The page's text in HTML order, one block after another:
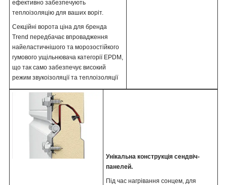
ефективно забезпечують
теплоізоляцію для ваших воріт.
Секційні ворота ціна для бренда
Trend передбачає впровадження
найеластичнішого та морозостійкого
гумового ущільнювача категорії EPDM,
що так само забезпечує високий
режим звукоізоляції та теплоізоляції
Унікальна конструкція сендвіч-
панелей.
Під час нагрівання сонцем, для